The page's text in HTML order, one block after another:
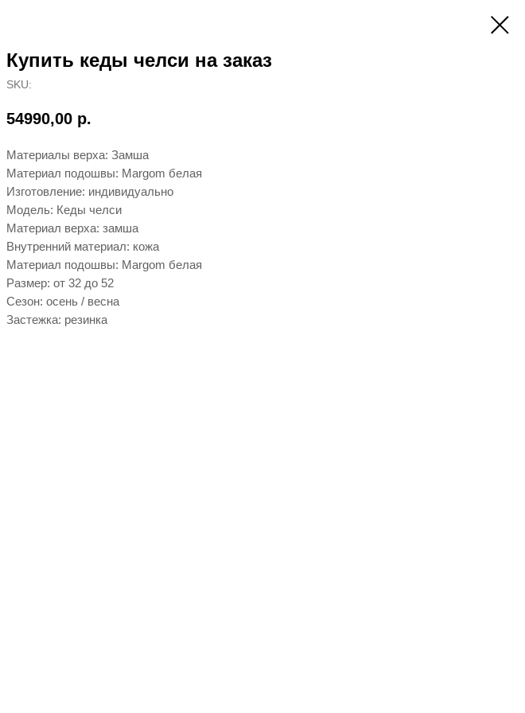
Купить кеды челси на заказ
SKU:
54990,00 р.
Материалы верха: Замша
Материал подошвы: Margom белая
Изготовление: индивидуально
Модель: Кеды челси
Материал верха: замша
Внутренний материал: кожа
Материал подошвы: Margom белая
Размер: от 32 до 52
Сезон: осень / весна
Застежка: резинка